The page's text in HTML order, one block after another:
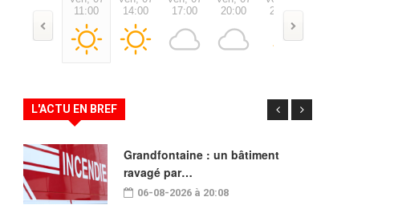
11:00
14:00
17:00
20:00
23:00
L'ACTU EN BREF
Grandfontaine : un bâtiment
ravagé par…
06-08-2026 à 20:08